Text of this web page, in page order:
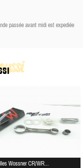
passée avant midi est expediée
Wossner CR/WR...